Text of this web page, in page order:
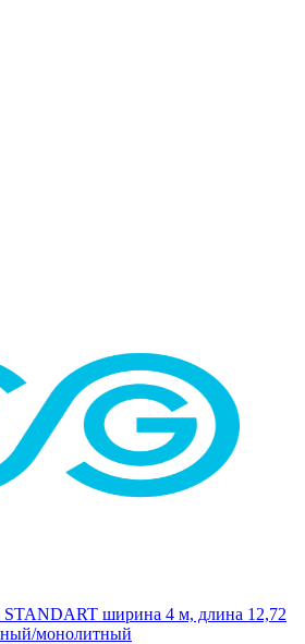
STANDART ширина 4 м, длина 12,72
монолитный